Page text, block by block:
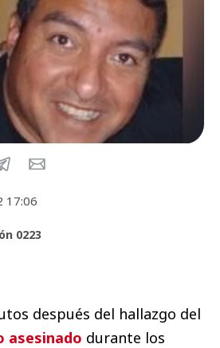
17:06
0223
después del hallazgo del
asesinado durante los